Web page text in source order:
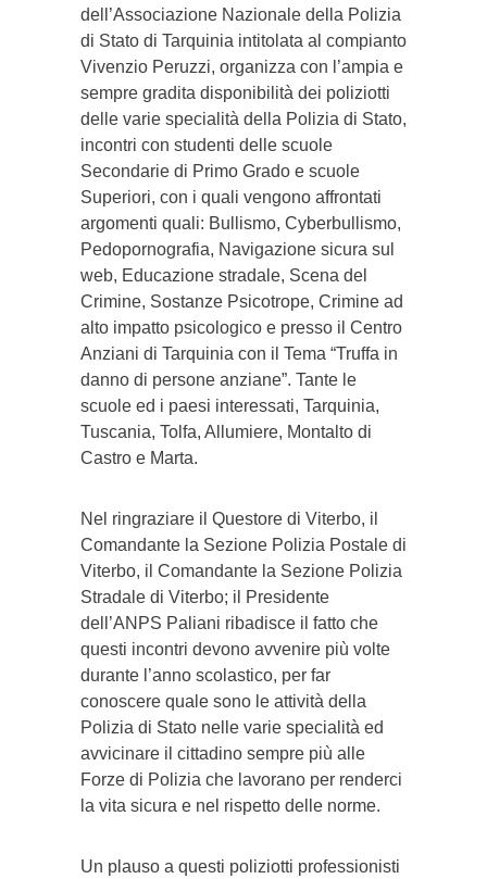
dell’Associazione Nazionale della Polizia
di Stato di Tarquinia intitolata al compianto
Vivenzio Peruzzi, organizza con l’ampia e
sempre gradita disponibilità dei poliziotti
delle varie specialità della Polizia di Stato,
incontri con studenti delle scuole
Secondarie di Primo Grado e scuole
Superiori, con i quali vengono affrontati
argomenti quali: Bullismo, Cyberbullismo,
Pedopornografia, Navigazione sicura sul
web, Educazione stradale, Scena del
Crimine, Sostanze Psicotrope, Crimine ad
alto impatto psicologico e presso il Centro
Anziani di Tarquinia con il Tema “Truffa in
danno di persone anziane”. Tante le
scuole ed i paesi interessati, Tarquinia,
Tuscania, Tolfa, Allumiere, Montalto di
Castro e Marta.
Nel ringraziare il Questore di Viterbo, il
Comandante la Sezione Polizia Postale di
Viterbo, il Comandante la Sezione Polizia
Stradale di Viterbo; il Presidente
dell’ANPS Paliani ribadisce il fatto che
questi incontri devono avvenire più volte
durante l’anno scolastico, per far
conoscere quale sono le attività della
Polizia di Stato nelle varie specialità ed
avvicinare il cittadino sempre più alle
Forze di Polizia che lavorano per renderci
la vita sicura e nel rispetto delle norme.
Un plauso a questi poliziotti professionisti